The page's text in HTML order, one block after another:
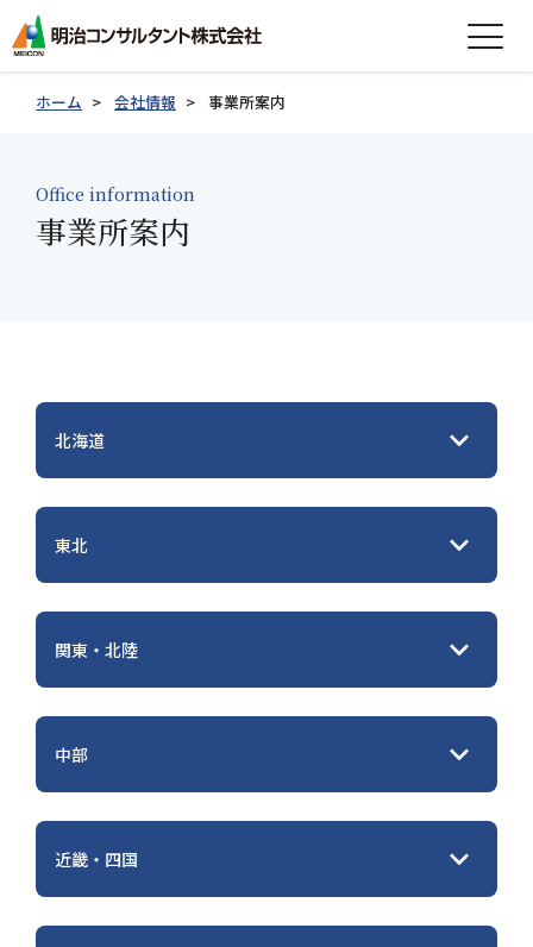
会社情報
製品紹介
グループ会社採用情報
お知らせ
個人情報保護方針
ホーム 会社情報 事業所案内
Office information
事業所案内
北海道
東北
関東・北陸
中部
近畿・四国